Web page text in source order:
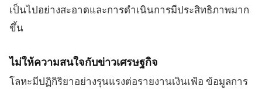
เป็นไปอย่างสะอาดและการดำเนินการมีประสิทธิภาพมาก
ขึ้น
ไม่ให้ความสนใจกับข่าวเศรษฐกิจ
โลหะมีปฏิกิริยาอย่างรุนแรงต่อรายงานเงินเฟ้อ ข้อมูลการ